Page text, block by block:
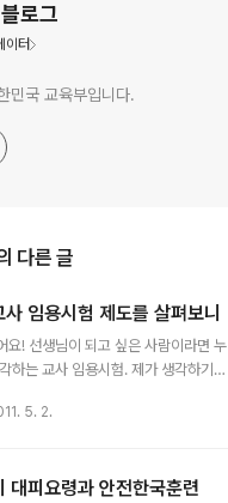
로그
이터
민국 교육부입니다.
다른 글
임용시험 제도를 살펴보니
요! 선생님이 되고 싶은 사람이라면 누
하는 교사 임용시험. 제가 생각하기에
어 주어 미래 사회를 이끌어갈 인재로
었던 결정적인 계기는 '과학나눔봉사
5. 2.
대피요령과 안전한국훈련